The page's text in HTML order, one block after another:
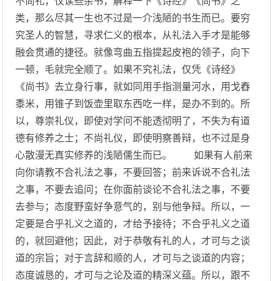
类，那么尽其一生也不过是一介浅陋的书生而已。要穷
究圣人的智慧，寻求仁义的根本，从礼法入手才是能够
融会贯通的捷径。就像弯曲五指提起皮袍的领子，向下
一顿，毛就完全顺了。如果不究礼法，仅凭《诗经》
《尚书》去立身行事，就如同用手指测量河水，用戈舂
黍米，用锥子到饭壶里取东西吃一样，是办不到的。所
以，尊崇礼仪，即使对学问不能透彻明了，不失为有道
德有修养之士；不尚礼仪，即使明察善辩，也不过是身
心散漫无真实修养的浅陋儒生而已。 如果有人前来
向你请教不合礼法之事，不要回答；前来诉说不合礼法
之事，不要去追问；在你面前谈论不合礼法之事，不要
去参与；态度野蛮好争意气的，别与他争辩。所以，一
定要是合乎礼义之道的，才给予接待；不合乎礼义之道
的，就回避他；因此，对于恭敬有礼的人，才可与之谈
道的宗旨；对于言辞和顺的人，才可与之谈道的内容；
态度诚恳的，才可与之论及道的精深义蕴。所以，跟不